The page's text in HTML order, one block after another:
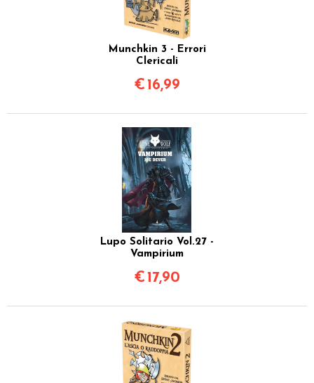
Munchkin 3 - Errori
Clericali
€ 16,99
Lupo Solitario Vol.27 -
Vampirium
€ 17,90